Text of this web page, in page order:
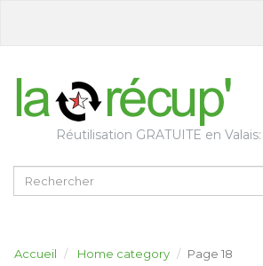
Réutilisation GRATUITE en
Accueil Home category Page 18